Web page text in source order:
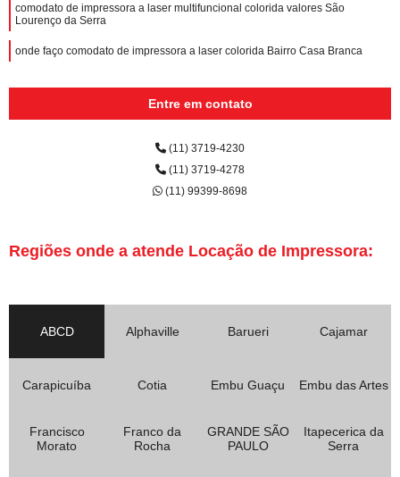
comodato de impressora a laser multifuncional colorida valores São
Lourenço da Serra
onde faço comodato de impressora a laser colorida Bairro Casa Branca
Entre em contato
(11) 3719-4230
(11) 3719-4278
(11) 99399-8698
Regiões onde a atende Locação de Impressora:
ABCD Alphaville Barueri Cajamar
Carapicuíba Cotia Embu Guaçu Embu das Artes
Francisco
Morato
Franco da
Rocha
GRANDE SÃO
PAULO
Itapecerica da
Serra